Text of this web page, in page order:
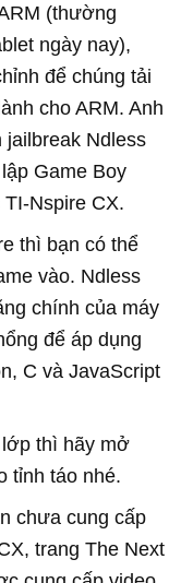
(thường
ngày nay),
để chúng tải
cho ARM. Anh
jailbreak Ndless
Game Boy
Nspire CX.
thì bạn có thể
vào. Ndless
chính của máy
để áp dụng
C và JavaScript
lớp thì hãy mở
tỉnh táo nhé.
chưa cung cấp
trang The Next